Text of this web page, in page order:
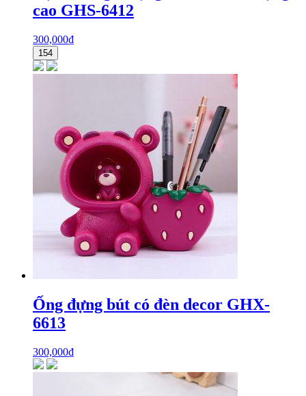
cao GHS-6412
300,000₫
154
Ống đựng bút có đèn decor GHX-
6613
300,000₫